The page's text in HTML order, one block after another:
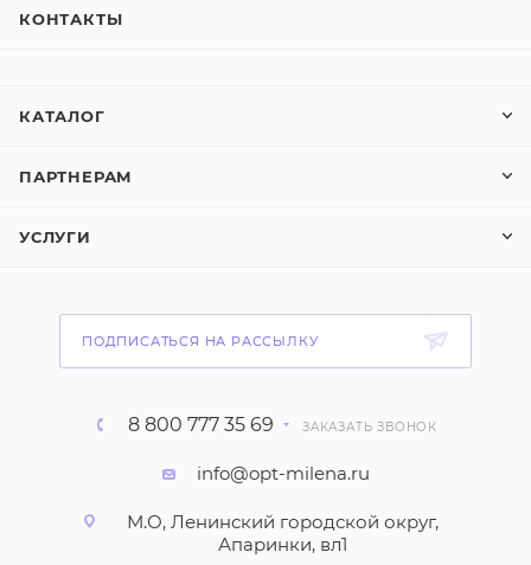
КОНТАКТЫ
КАТАЛОГ
ПАРТНЕРАМ
УСЛУГИ
ПОДПИСАТЬСЯ НА РАССЫЛКУ
8 800 777 35 69 ЗАКАЗАТЬ ЗВОНОК
info@opt-milena.ru
М.О, Ленинский городской округ,
Апаринки, вл1